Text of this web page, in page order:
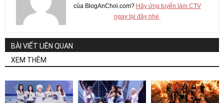
của BlogAnChoi.com? Hãy ứng tuyển làm CTV
ngay tại đây nhé
BÀI VIẾT LIÊN QUAN
XEM THÊM